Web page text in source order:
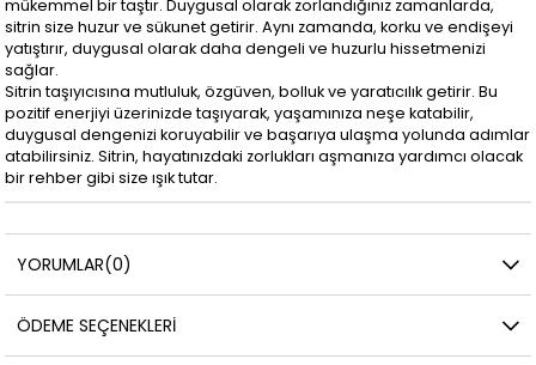
mükemmel bir taştır. Duygusal olarak zorlandığınız zamanlarda,
sitrin size huzur ve sükunet getirir. Aynı zamanda, korku ve endişeyi
yatıştırır, duygusal olarak daha dengeli ve huzurlu hissetmenizi
sağlar.
Sitrin taşıyıcısına mutluluk, özgüven, bolluk ve yaratıcılık getirir. Bu
pozitif enerjiyi üzerinizde taşıyarak, yaşamınıza neşe katabilir,
duygusal dengenizi koruyabilir ve başarıya ulaşma yolunda adımlar
atabilirsiniz. Sitrin, hayatınızdaki zorlukları aşmanıza yardımcı olacak
bir rehber gibi size ışık tutar.
YORUMLAR(0)
ÖDEME SEÇENEKLERI